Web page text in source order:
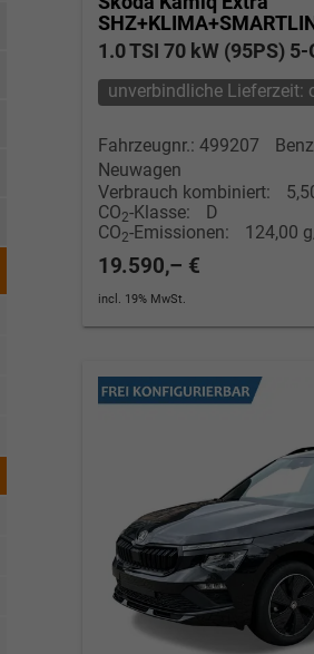
1.0 TSI 70 kW (95PS) 5-
unverbindliche Lieferzeit:
Fahrzeugnr.: 499207
Neuwagen
Verbrauch kombiniert:
CO2-Klasse:
D
CO2-Emissionen: 124,00
19.590,– €
incl. 19% MwSt.